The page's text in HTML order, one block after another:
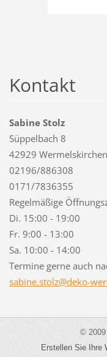
Kontakt
Sabine Stolz
Süppelbach 8
42929 Wermelskirchen
02196/886308
0171/7836355
Regelmäßige
Di. 15:00 - 19:00
Fr. 9:00 - 13:00
Sa. 10:00 - 14:00
Termine gerne auch
sabine.stolz@deko-
© 2009
Erstellen Sie Ihre